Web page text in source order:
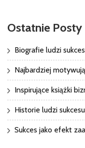
Ostatnie Posty
Biografie ludzi
Najbardziej
Inspirujące książki
Historie ludzi
Sukces jako efekt